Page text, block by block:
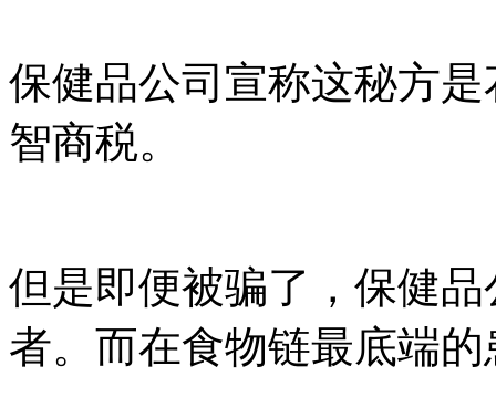
保健品公司宣称这秘方
智商税。
但是即便被骗了，保健
者。而在食物链最底端